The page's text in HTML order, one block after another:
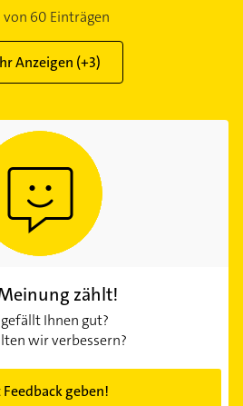
von 60 Einträgen
Anzeigen (+3)
zählt!
Ihnen gut?
wir verbessern?
geben!